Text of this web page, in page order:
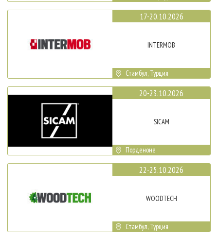
17-20.10.2026
INTERMOB
Стамбул, Турция
20-23.10.2026
SICAM
Порденоне
22-25.10.2026
WOODTECH
Стамбул, Турция